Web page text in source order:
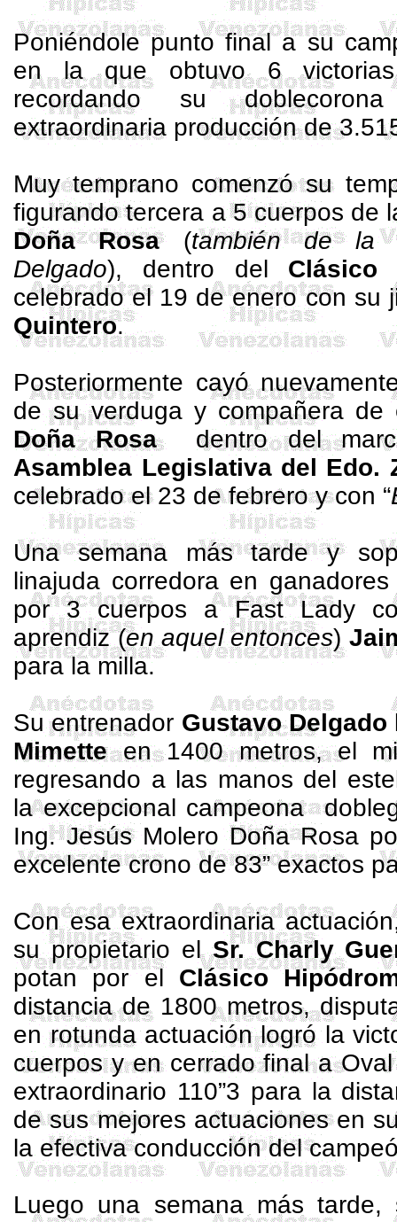
Poniéndole punto final a su
en la que obtuvo 6
recordando su
extraordinaria producción de
Muy temprano comenzó su
figurando tercera a 5 cuerpos de
Doña Rosa(también de la
Delgado), dentro del Clásico
celebrado el 19 de enero con su
Quintero.
Posteriormente cayó
de su verduga y compañera de
Doña Rosa
dentro del
Asamblea Legislativa del Edo.
celebrado el 23 de febrero y con “
Una semana más tarde y
linajuda corredora en
por 3 cuerpos a Fast Lady
aprendiz (en aquel entonces)
para la milla.
Su entrenador Gustavo Delgado
Mimetteen1400 metros, el
regresando a las manos del
la excepcional campeona
Ing. Jesús Molero Doña Rosa
excelente crono de83”exactos
Con esa extraordinaria
su propietario elSr. Charly
potan por el Clásico
distancia de 1800 metros,
en rotunda actuación logró la
cuerpos y en cerrado final a
extraordinario 110”3 para la
de sus mejores actuaciones en
la efectiva conducción del
Luego una semana más